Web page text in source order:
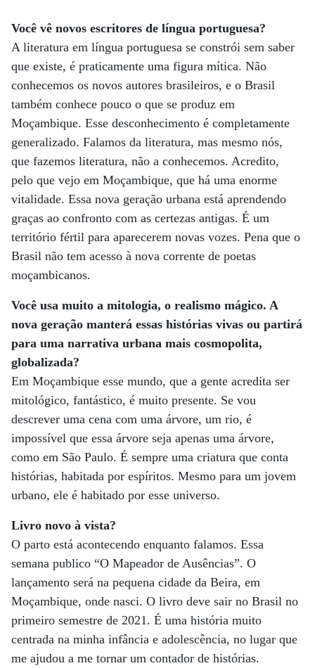
Você vê novos escritores de língua portuguesa?
A literatura em língua portuguesa se constrói sem saber
que existe, é praticamente uma figura mítica. Não
conhecemos os novos autores brasileiros, e o Brasil
também conhece pouco o que se produz em
Moçambique. Esse desconhecimento é completamente
generalizado. Falamos da literatura, mas mesmo nós,
que fazemos literatura, não a conhecemos. Acredito,
pelo que vejo em Moçambique, que há uma enorme
vitalidade. Essa nova geração urbana está aprendendo
graças ao confronto com as certezas antigas. É um
território fértil para aparecerem novas vozes. Pena que o
Brasil não tem acesso à nova corrente de poetas
moçambicanos.
Você usa muito a mitologia, o realismo mágico. A
nova geração manterá essas histórias vivas ou partirá
para uma narrativa urbana mais cosmopolita,
globalizada?
Em Moçambique esse mundo, que a gente acredita ser
mitológico, fantástico, é muito presente. Se vou
descrever uma cena com uma árvore, um rio, é
impossível que essa árvore seja apenas uma árvore,
como em São Paulo. É sempre uma criatura que conta
histórias, habitada por espíritos. Mesmo para um jovem
urbano, ele é habitado por esse universo.
Livro novo à vista?
O parto está acontecendo enquanto falamos. Essa
semana publico “O Mapeador de Ausências”. O
lançamento será na pequena cidade da Beira, em
Moçambique, onde nasci. O livro deve sair no Brasil no
primeiro semestre de 2021. É uma história muito
centrada na minha infância e adolescência, no lugar que
me ajudou a me tornar um contador de histórias.